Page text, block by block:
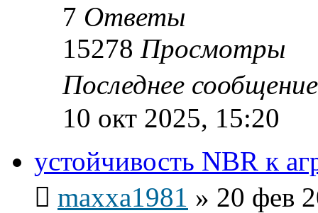
7 Ответы
15278 Просмотры
Последнее
10 окт 2025, 15:20
устойчивость NBR к
maxxa1981 » 20 фев